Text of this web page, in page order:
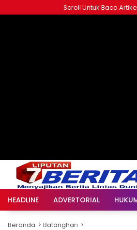
ke
Scroll Untuk Baca
HEADLINE ADVERTORIAL
Beranda Batanghari